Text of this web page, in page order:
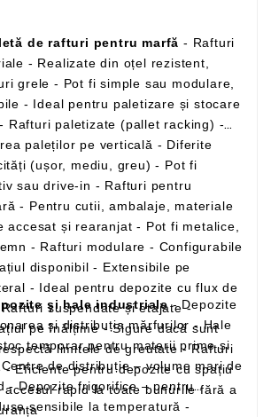
de rafturi pentru marfă - Rafturi
- Realizate din oțel rezistent,
grele - Pot fi simple sau modulare,
- Ideal pentru paletizare și stocare
Rafturi paletizate (pallet racking) -
paleților pe verticală - Diferite
(ușor, mediu, greu) - Pot fi
sau drive-in - Rafturi pentru
- Pentru cutii, ambalaje, materiale
accesat și rearanjat - Pot fi metalice,
- Rafturi modulare - Configurabile
disponibil - Extensibile pe
- Ideal pentru depozite cu flux de
suspendate și etajate -
pe înălțime - Sigure dacă sunt
limitele de greutate - Rafturi
- Eficiente pentru depozite cu spațiu
accesul rapid la toate bunurile fără a
și hale industriale- Depozite
și distribuția mărfurilor - Hale
temporar pentru materii prime și
de distribuție – volume mari de
- Depozite frigorifice – pentru
sensibile la temperatură -